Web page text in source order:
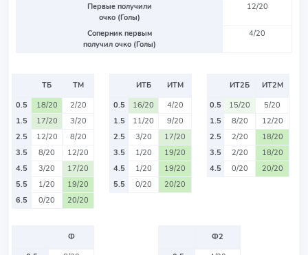
Первые получили
очко (Голы)
12/20
Соперник первым
получил очко (Голы)
4/20
ТБ
ТМ
0.5
18/20
2/20
1.5
17/20
3/20
2.5
12/20
8/20
3.5
8/20
12/20
4.5
3/20
17/20
5.5
1/20
19/20
6.5
0/20 20/20
ИТБ
ИТМ
0.5
16/20
4/20
1.5
11/20
9/20
2.5
3/20
17/20
3.5
1/20
19/20
4.5
1/20
19/20
5.5
0/20 20/20
ИТ2Б
ИТ2М
0.5
15/20
5/20
1.5
8/20
12/20
2.5
2/20
18/20
3.5
2/20
18/20
4.5
0/20 20/20
Ф
Ф2